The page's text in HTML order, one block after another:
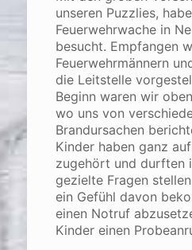
unseren Puzzlies,
Feuerwehrwache in
besucht. Empfangen
Feuerwehrmännern
die Leitstelle
Beginn waren wir
wo uns von
Brandursachen
Kinder haben ganz
zugehört und durften
gezielte Fragen
ein Gefühl davon
einen Notruf
Kinder einen